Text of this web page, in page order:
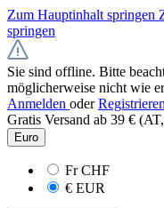
Zum Hauptinhalt springen
springen
Sie sind offline. Bitte
möglicherweise nicht wie
Anmelden oder Registrieren
Gratis Versand ab 39 €
Euro
FrCHF
€ EUR